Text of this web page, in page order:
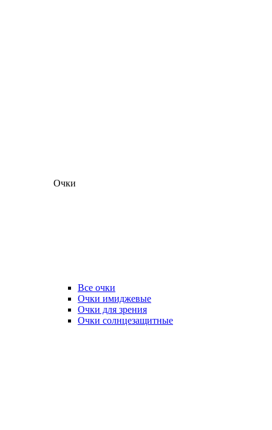
Очки
Все очки
Очки имиджевые
Очки для зрения
Очки солнцезащитные